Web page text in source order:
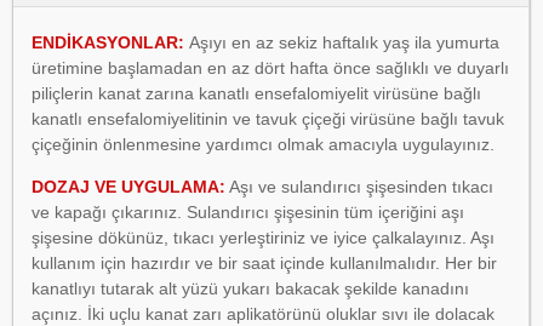
ENDİKASYONLAR: Aşıyı en az sekiz haftalık yaş ila yumurta
üretimine başlamadan en az dört hafta önce sağlıklı ve duyarlı
piliçlerin kanat zarına kanatlı ensefalomiyelit virüsüne bağlı
kanatlı ensefalomiyelitinin ve tavuk çiçeği virüsüne bağlı tavuk
çiçeğinin önlenmesine yardımcı olmak amacıyla uygulayınız.
DOZAJ VE UYGULAMA: Aşı ve sulandırıcı şişesinden tıkacı
ve kapağı çıkarınız. Sulandırıcı şişesinin tüm içeriğini aşı
şişesine dökünüz, tıkacı yerleştiriniz ve iyice çalkalayınız. Aşı
kullanım için hazırdır ve bir saat içinde kullanılmalıdır. Her bir
kanatlıyı tutarak alt yüzü yukarı bakacak şekilde kanadını
açınız. İki uçlu kanat zarı aplikatörünü oluklar sıvı ile dolacak